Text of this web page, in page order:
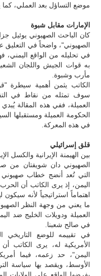
موضع التساؤل بعد العملي، كما
الإمارات مقابل شبوة
كان الباحث الصهيوني يوئيل
الصهيوني"، واضحاً في التعليق
في تحليله من الواقع اليمني،
به قوات الجيش واللجان
مأرب وشبوة.
الكاتب يثمن أهمية سيطرة
سوف تمثله من نقاط في
العميلة، ففي هذه المقالة
الحكومة العميلة ومستقبلها
في هذه المعركة.
قلق إسرائيلي
بين الهيمنة الإيرانية والكسل
الصهيوني دان شويفتان من
التي تُعد أنضج خطاب صهيوني
اليمن، إذ يرى الكاتب أن
اهتماماً استراتيجياً لأنه
ما يعني من وجهة النظر
العميلة ودويلات الخليج ضد
في صالح شعبنا.
في تقييمه للوضع التاريخي
الأمريكية له، يرى الكاتب
اليمن"، حد زعمه، فيما
الأوسط، ويقصد بها سياسة